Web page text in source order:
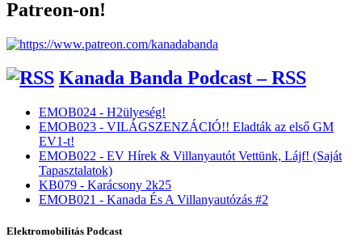
Patreon-on!
Kanada Banda Podcast – RSS
EMOB024 - H2ülyeség!
EMOB023 - VILÁGSZENZÁCIÓ!! Eladták az első GM
EV1-t!
EMOB022 - EV Hírek & Villanyautót Vettünk, Lájf! (Saját
Tapasztalatok)
KB079 - Karácsony 2k25
EMOB021 - Kanada És A Villanyautózás #2
Elektromobilitás Podcast